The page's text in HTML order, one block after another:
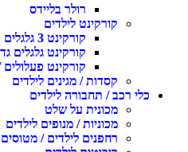
רולר בליידס
קורקינט לילדים
קורקינט 3 גלגלים
קורקינט גלגלים
קורקינט פעלולים
קסדות / מגינים לילדים
כלי רכב / תחבורה לילדים
מכונית על שלט
מכוניות / מנופים לילדים
רחפנים לילדים /